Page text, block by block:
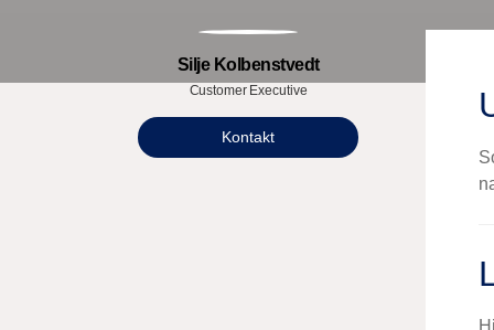
Silje Kolbenstvedt
Customer Executive
Kontakt